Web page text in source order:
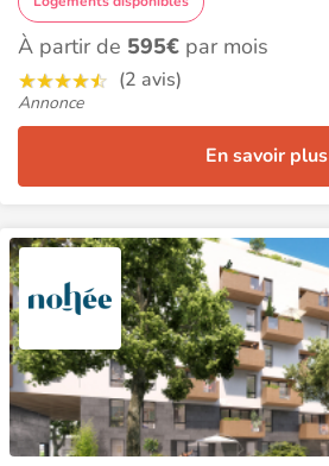
À partir de 595€ par mois
(2 avis)
Annonce
En savoir plus